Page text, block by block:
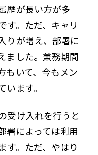
歴が長い方が多
す。ただ、キャリ
りが増え、部署に
ました。兼務期間
もいて、今もメン
ます。
受け入れを行うと
署によっては利用
す。ただ、やはり